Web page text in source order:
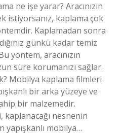
ne işe yarar? Aracınızın
istiyorsanız, kaplama çok
Kaplamadan sonra
günkü kadar temiz
yöntem, aracınızın
süre korumanızı sağlar.
Mobilya kaplama filmleri
bir arka yüzeye ve
bir malzemedir.
nesnenin
yapışkanlı mobilya…